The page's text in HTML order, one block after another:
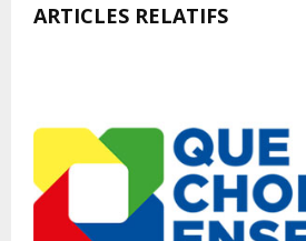
ARTICLES RELATIFS